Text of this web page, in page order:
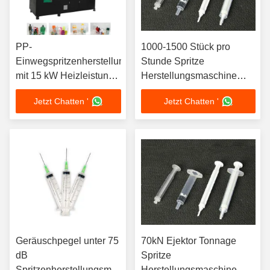
PP-
Einwegspritzenherstellungsmaschine
mit 15 kW Heizleistung,
geeignet für
automatisierte
Spritzenherstellungsprozesse
Jetzt Chatten '
1000-1500 Stück pro
Stunde Spritze
Herstellungsmaschine
Schraubtyp
Plastifizierungsweise
2400kN Klemmtonnage
Jetzt Chatten '
Geräuschpegel unter 75
dB
70kN Ejektor Tonnage
Spritze